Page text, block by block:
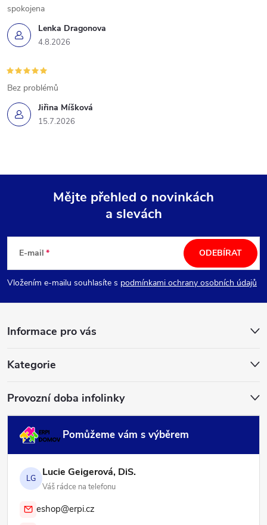
Lenka Dragonova
4.8.2026
spokojena
Jiřina Míšková
15.7.2026
Bez problémů
p
a
Mějte přehled o novinkách
a slevách
E-mail
Vložením e-mailu souhlasíte s podmínkami ochrany osobních údajů
ODEBÍRAT
Informace pro vás
Kategorie
Provozní doba infolinky
Pomůžeme vám s výběrem
LG Lucie Geigerová, DiS.
Váš rádce na telefonu
eshop@erpi.cz